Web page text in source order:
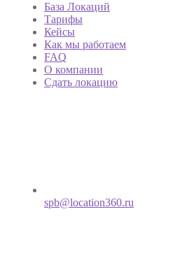
База Локаций
Тарифы
Кейсы
Как мы работаем
FAQ
О компании
Сдать локацию
spb@location360.ru